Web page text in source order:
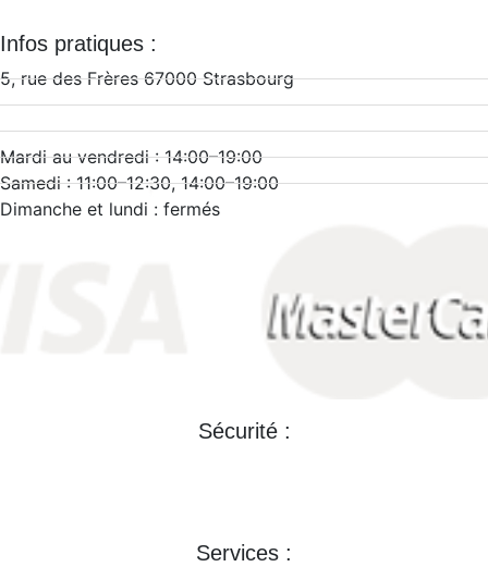
Infos pratiques :
5, rue des Frères 67000 Strasbourg
Téléphone : + 33 (0)3 88 32 21 41
Mail : contact@zee-art.com
Mardi au vendredi : 14:00–19:00
Samedi : 11:00–12:30, 14:00–19:00
Dimanche et lundi : fermés
Sécurité :
Services :